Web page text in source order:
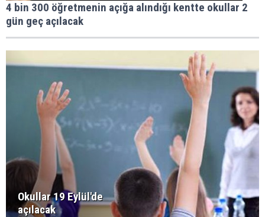
4 bin 300 öğretmenin açığa alındığı kentte okullar 2
gün geç açılacak
Okullar 19 Eylül'de
açılacak